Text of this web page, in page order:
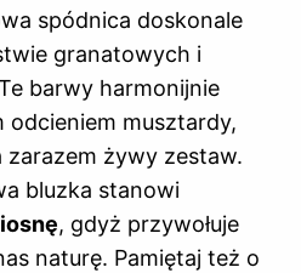
spódnica doskonale
granatowych i
barwy harmonijnie
odcieniem musztardy,
żywy zestaw.
bluzka stanowi
, gdyż przywołuje
naturę. Pamiętaj też o